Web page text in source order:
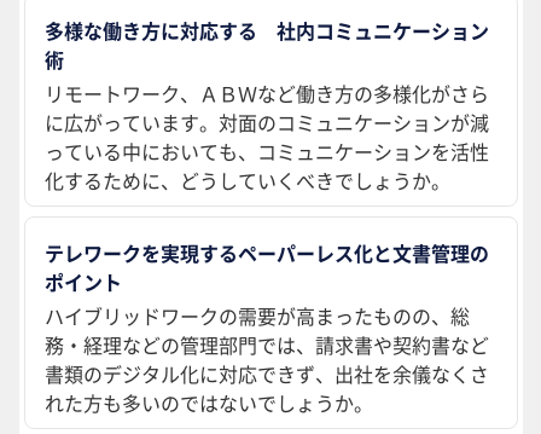
多様な働き方に対応する 社内コミュニケーション
術
リモートワーク、ＡＢＷなど働き方の多様化がさら
に広がっています。対面のコミュニケーションが減
っている中においても、コミュニケーションを活性
化するために、どうしていくべきでしょうか。
テレワークを実現するペーパーレス化と文書管理の
ポイント
ハイブリッドワークの需要が高まったものの、総
務・経理などの管理部門では、請求書や契約書など
書類のデジタル化に対応できず、出社を余儀なくさ
れた方も多いのではないでしょうか。